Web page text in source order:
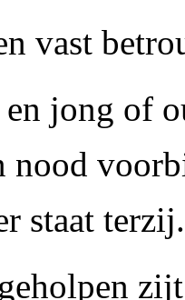
vast
jong of
nood
staat terzij.